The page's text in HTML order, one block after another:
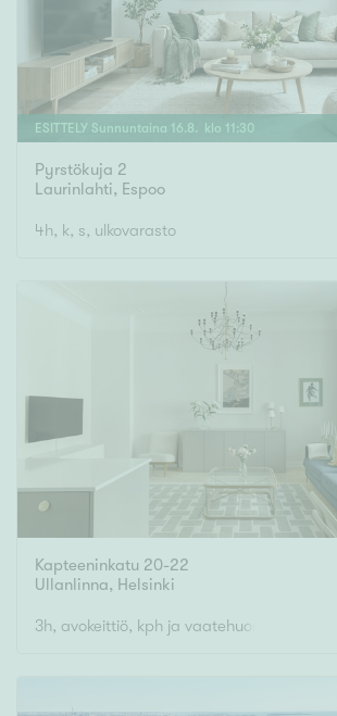
ESITTELY Sunnuntaina 16. 8 . klo 11 :30
Pyrstökuja 2
Laurinlahti, Espoo
4h, k, s, ulkovarasto
Kapteeninkatu 20-22
Ullanlinna, Helsinki
3h, avokeittiö, kph ja vaatehuone